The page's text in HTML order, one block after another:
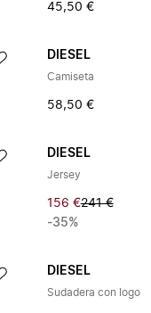
45,50 €
DIESEL
Camiseta
58,50 €
DIESEL
Jersey
156 €241 €
-35%
DIESEL
Sudadera con logo